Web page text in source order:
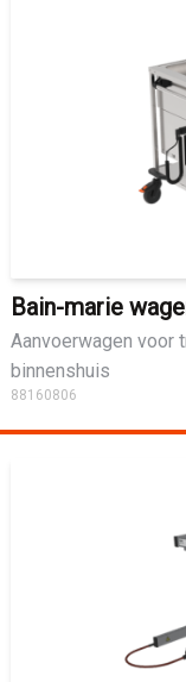
Bain-marie
Aanvoerwagen voor
binnenshuis
88160806